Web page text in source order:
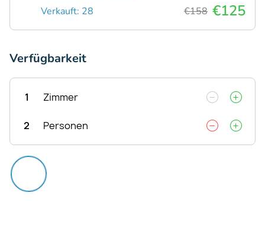
Verkauft: 28 €158 €125
Verfügbarkeit
1 Zimmer
2 Personen